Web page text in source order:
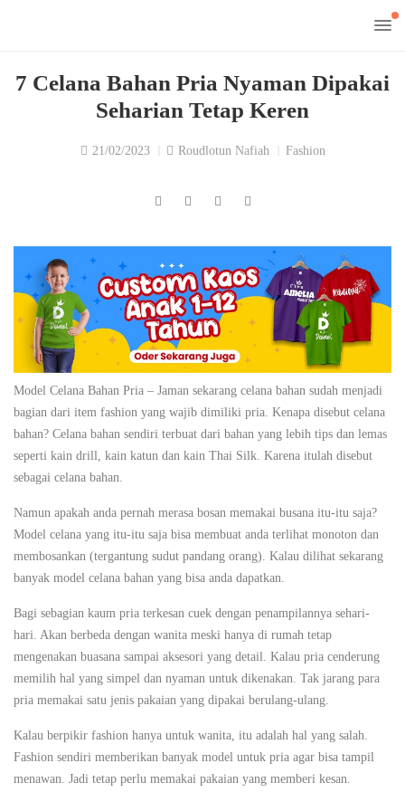
7 Celana Bahan Pria Nyaman Dipakai
Seharian Tetap Keren
21/02/2023 Roudlotun Nafiah Fashion
Model Celana Bahan Pria – Jaman sekarang celana bahan sudah menjadi
bagian dari item fashion yang wajib dimiliki pria. Kenapa disebut celana
bahan? Celana bahan sendiri terbuat dari bahan yang lebih tips dan lemas
seperti kain drill, kain katun dan kain Thai Silk. Karena itulah disebut
sebagai celana bahan.
Namun apakah anda pernah merasa bosan memakai busana itu-itu saja?
Model celana yang itu-itu saja bisa membuat anda terlihat monoton dan
membosankan (tergantung sudut pandang orang). Kalau dilihat sekarang
banyak model celana bahan yang bisa anda dapatkan.
Bagi sebagian kaum pria terkesan cuek dengan penampilannya sehari-
hari. Akan berbeda dengan wanita meski hanya di rumah tetap
mengenakan buasana sampai aksesori yang detail. Kalau pria cenderung
memilih hal yang simpel dan nyaman untuk dikenakan. Tak jarang para
pria memakai satu jenis pakaian yang dipakai berulang-ulang.
Kalau berpikir fashion hanya untuk wanita, itu adalah hal yang salah.
Fashion sendiri memberikan banyak model untuk pria agar bisa tampil
menawan. Jadi tetap perlu memakai pakaian yang memberi kesan.